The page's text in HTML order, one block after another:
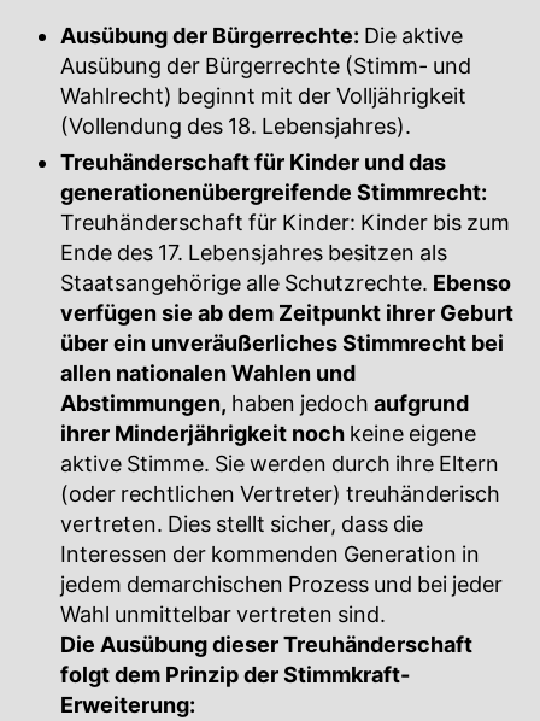
Ausübung der Bürgerrechte: Die aktive
Ausübung der Bürgerrechte (Stimm- und
Wahlrecht) beginnt mit der Volljährigkeit
(Vollendung des 18. Lebensjahres).
Treuhänderschaft für Kinder und das
generationenübergreifende Stimmrecht:
Treuhänderschaft für Kinder: Kinder bis zum
Ende des 17. Lebensjahres besitzen als
Staatsangehörige alle Schutzrechte. Ebenso
verfügen sie ab dem Zeitpunkt ihrer Geburt
über ein unveräußerliches Stimmrecht bei
allen nationalen Wahlen und
Abstimmungen, haben jedoch aufgrund
ihrer Minderjährigkeit noch keine eigene
aktive Stimme. Sie werden durch ihre Eltern
(oder rechtlichen Vertreter) treuhänderisch
vertreten. Dies stellt sicher, dass die
Interessen der kommenden Generation in
jedem demarchischen Prozess und bei jeder
Wahl unmittelbar vertreten sind.
Die Ausübung dieser Treuhänderschaft
folgt dem Prinzip der Stimmkraft-
Erweiterung: